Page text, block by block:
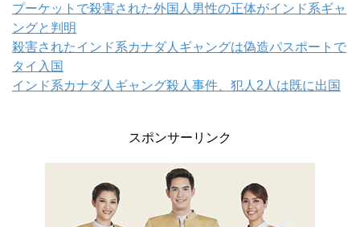
プーケットで殺害された外国人男性の正体がインド系ギャ
ングと判明
殺害されたインド系カナダ人ギャングは偽造パスポートで
タイ入国
インド系カナダ人ギャング殺人事件、犯人2人は既に出国
スポンサーリンク